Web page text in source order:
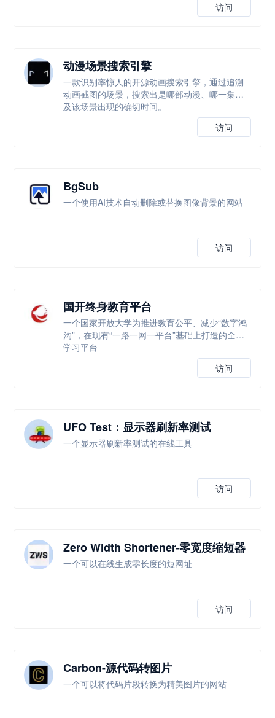
访问
动漫场景搜索引擎
一款识别率惊人的开源动画搜索引擎，通过追溯
动画截图的场景，搜索出是哪部动漫、哪一集以
及该场景出现的确切时间。
访问
BgSub
一个使用AI技术自动删除或替换图像背景的网站
访问
国开终身教育平台
一个国家开放大学为推进教育公平、减少“数字鸿
沟”，在现有“一路一网一平台”基础上打造的全新
学习平台
访问
UFO Test：显示器刷新率测试
一个显示器刷新率测试的在线工具
访问
Zero Width Shortener-零宽度缩短器
一个可以在线生成零长度的短网址
访问
Carbon-源代码转图片
一个可以将代码片段转换为精美图片的网站